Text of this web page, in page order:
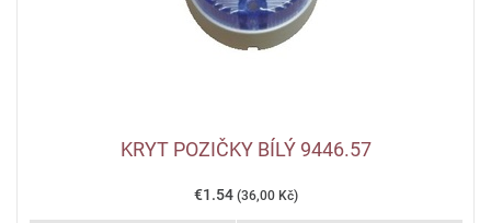
KRYT POZIČKY BÍLÝ 9446.57
€1.54 (36,00 Kč)